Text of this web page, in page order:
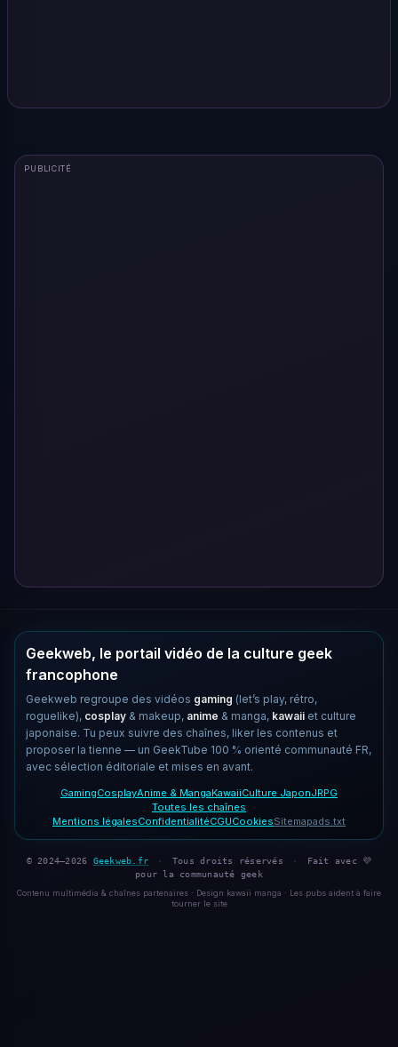
PUBLICITÉ
Geekweb, le portail vidéo de la culture geek
francophone
Geekweb regroupe des vidéos gaming (let’s play, rétro,
roguelike), cosplay & makeup, anime & manga, kawaii et culture
japonaise. Tu peux suivre des chaînes, liker les contenus et
proposer la tienne — un GeekTube 100 % orienté communauté FR,
avec sélection éditoriale et mises en avant.
GamingCosplayAnime & MangaKawaiiCulture JaponJRPG
Toutes les chaînes
Mentions légalesConfidentialitéCGUCookiesSitemapads.txt
© 2024–2026 Geekweb.fr · Tous droits réservés ·
Fait avec 💜
pour la communauté geek
Contenu multimédia & chaînes partenaires · Design kawaii manga · Les pubs aident à faire
tourner le site